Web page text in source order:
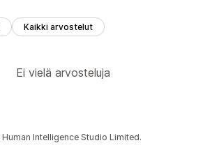
Kaikki arvostelut
Ei vielä arvosteluja
Intelligence Studio Limited.